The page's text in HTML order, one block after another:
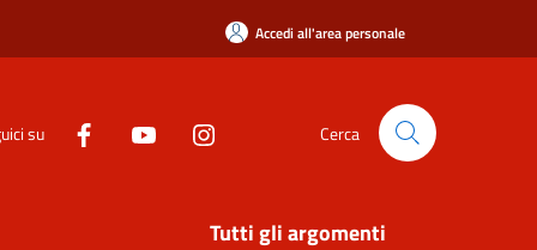
Accedi all'area personale
su Cerca
Tutti gli argomenti